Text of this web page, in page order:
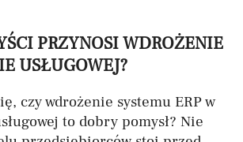
PRZYNOSI WDROŻENIE
USŁUGOWEJ?
czy wdrożenie systemu ERP w
to dobry pomysł? Nie